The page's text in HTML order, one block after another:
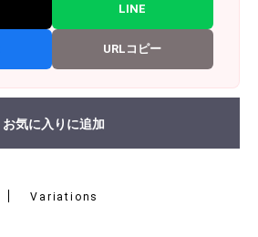
LINE
URLコピー
お気に入りに追加
Variations